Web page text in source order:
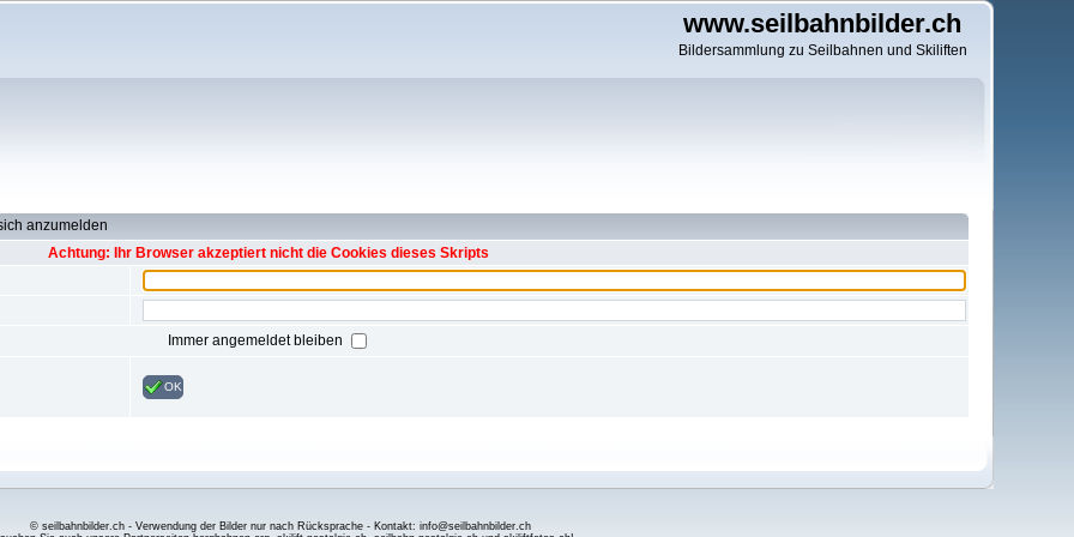
www.seilbahnbilder.ch
Bildersammlung zu Seilbahnen und Skiliften
anzumelden
Achtung: Ihr Browser akzeptiert nicht die Cookies dieses Skripts
Immer angemeldet bleiben
OK
© seilbahnbilder.ch - Verwendung der Bilder nur nach Rücksprache - Kontakt: info@seilbahnbilder.ch